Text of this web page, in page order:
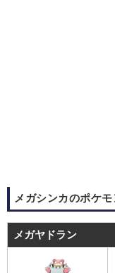
メガシンカのポケモ
メガヤドラン